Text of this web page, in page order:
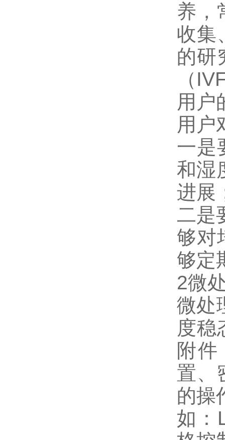
养，
收集
的研
（
用户
用户
一是
和湿
进展
二是
够对
够定
2微
微处
度稳
附
置、
的操
如：